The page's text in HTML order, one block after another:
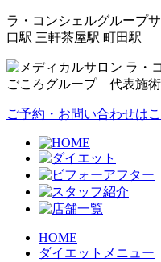
ラ・コンシェルグループ
口駅 三軒茶屋駅 町田駅
ごころグループ 代表施
ご予約・お問い合わせは
HOME
ダイエットメニュー